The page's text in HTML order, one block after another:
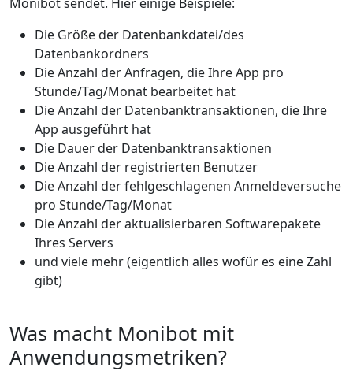
Die Größe der Datenbankdatei/des
Datenbankordners
Die Anzahl der Anfragen, die Ihre App pro
Stunde/Tag/Monat bearbeitet hat
Die Anzahl der Datenbanktransaktionen, die Ihre
App ausgeführt hat
Die Dauer der Datenbanktransaktionen
Die Anzahl der registrierten Benutzer
Die Anzahl der fehlgeschlagenen Anmeldeversuche
pro Stunde/Tag/Monat
Die Anzahl der aktualisierbaren Softwarepakete
Ihres Servers
und viele mehr (eigentlich alles wofür es eine Zahl
gibt)
Was macht Monibot mit
Anwendungsmetriken?